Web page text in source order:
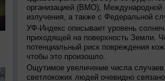
организацией (ВМО), Международной
излучения, а также с Федеральной
УФ-Индекс описывает уровень
приходящей на поверхность Земли.
потенциальный риск повреждения
чтобы это произошло.
Ощутимое увеличение числа
светлокожих людей очевидно